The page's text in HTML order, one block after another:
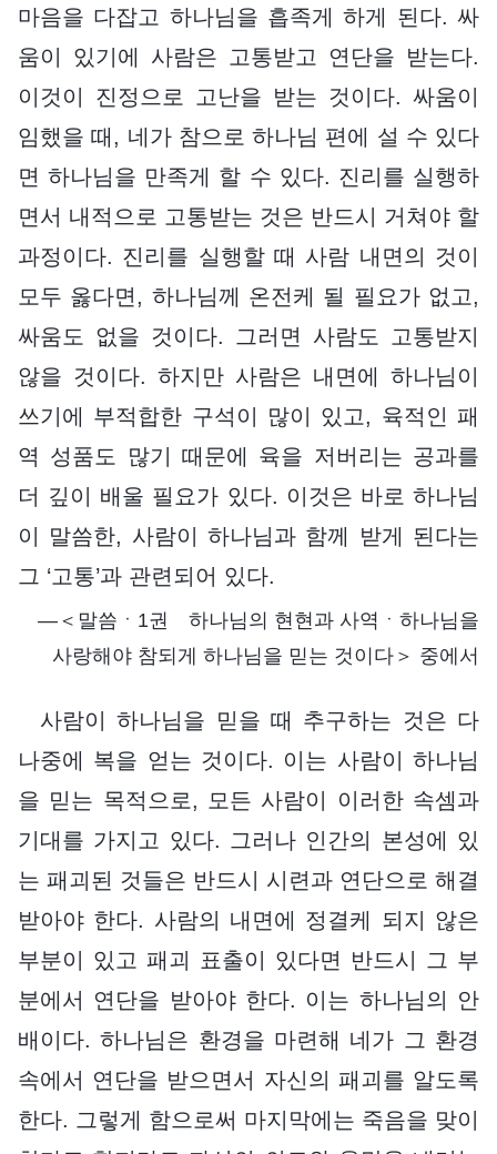
마음을 다잡고 하나님을 흡족게 하게 된다. 싸
움이 있기에 사람은 고통받고 연단을 받는다.
이것이 진정으로 고난을 받는 것이다. 싸움이
임했을 때, 네가 참으로 하나님 편에 설 수 있다
면 하나님을 만족게 할 수 있다. 진리를 실행하
면서 내적으로 고통받는 것은 반드시 거쳐야 할
과정이다. 진리를 실행할 때 사람 내면의 것이
모두 옳다면, 하나님께 온전케 될 필요가 없고,
싸움도 없을 것이다. 그러면 사람도 고통받지
않을 것이다. 하지만 사람은 내면에 하나님이
쓰기에 부적합한 구석이 많이 있고, 육적인 패
역 성품도 많기 때문에 육을 저버리는 공과를
더 깊이 배울 필요가 있다. 이것은 바로 하나님
이 말씀한, 사람이 하나님과 함께 받게 된다는
그 ‘고통’과 관련되어 있다.
―＜말씀ㆍ1권 하나님의 현현과 사역ㆍ하나님을
사랑해야 참되게 하나님을 믿는 것이다＞ 중에서
사람이 하나님을 믿을 때 추구하는 것은 다
나중에 복을 얻는 것이다. 이는 사람이 하나님
을 믿는 목적으로, 모든 사람이 이러한 속셈과
기대를 가지고 있다. 그러나 인간의 본성에 있
는 패괴된 것들은 반드시 시련과 연단으로 해결
받아야 한다. 사람의 내면에 정결케 되지 않은
부분이 있고 패괴 표출이 있다면 반드시 그 부
분에서 연단을 받아야 한다. 이는 하나님의 안
배이다. 하나님은 환경을 마련해 네가 그 환경
속에서 연단을 받으면서 자신의 패괴를 알도록
한다. 그렇게 함으로써 마지막에는 죽음을 맞이